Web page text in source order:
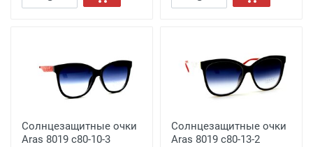
Солнцезащитные очки
Aras 8019 с80-10-3
Солнцезащитные очки
Aras 8019 с80-13-2